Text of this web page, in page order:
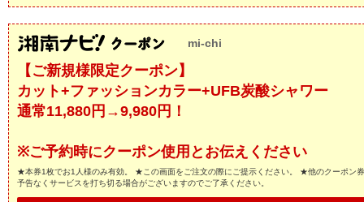
mi-chi
【ご新規様限定クーポン】
カット+ファッションカラー+UFB炭酸シャワー
通常11,880円→9,980円！
※ご予約時にクーポン使用とお伝えください
★本券1枚でお1人様のみ有効。 ★この画面をご注文の際にご提示ください。 ★他のクーポン
予告なくサービスを打ち切る場合がございますのでご了承ください。